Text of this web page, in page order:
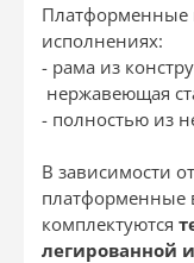
Платформенные
исполнениях:
- рама из
нержавеющая
- полностью из
В зависимости
платформенные
комплектуются
легированной